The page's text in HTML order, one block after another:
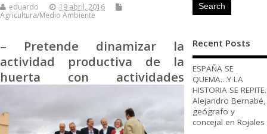
eduardo
19 abril, 2016
Agricultura/Medio Ambiente
– Pretende dinamizar la
actividad productiva de la
huerta con actividades
Recent Posts
ESPAÑA SE
QUEMA…Y LA
HISTORIA SE REPITE.
Alejandro Bernabé,
geógrafo y
concejal en Rojales